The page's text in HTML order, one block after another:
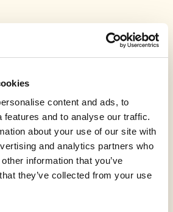
content and ads, to
features and to analyse our traffic.
about your use of our site with
and analytics partners who
information that you’ve
they’ve collected from your use